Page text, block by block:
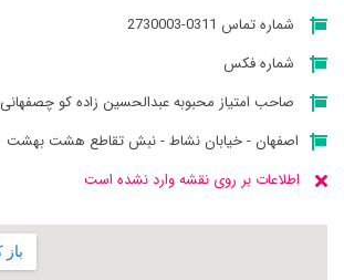
شماره تماس 0311-2730003
شماره فکس
صاحب امتیاز محبوبه عبدالحسین زاده کو چصفهانی
اصفهان - خیابان نشاط - نبش تقاطع هشت بهشت
اطلاعات بر روی نقشه وارد نشده است